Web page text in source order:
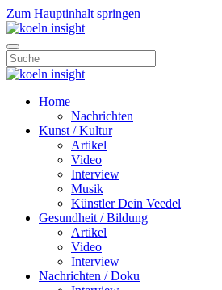
Zum Hauptinhalt springen
Home
Nachrichten
Kunst / Kultur
Artikel
Video
Interview
Musik
Künstler Dein Veedel
Gesundheit / Bildung
Artikel
Video
Interview
Nachrichten / Doku